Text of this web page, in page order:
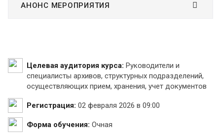
АНОНС МЕРОПРИЯТИЯ
Целевая аудитория курса: Руководители и
специалисты архивов, структурных подразделений,
осуществляющих прием, хранения, учет документов
Регистрация: 02 февраля 2026 в 09:00
Форма обучения: Очная